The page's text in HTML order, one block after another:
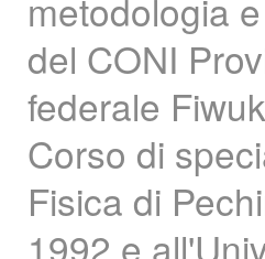
metodologia
del CONI
federale
Corso di
Fisica di
1992 e